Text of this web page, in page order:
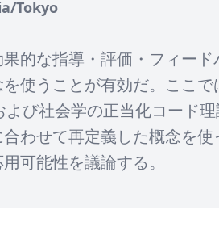
Tokyo
的な指導・評価・フィー
使うことが有効だ。ここ
び社会学の正当化コード
わせて再定義した概念を
可能性を議論する。